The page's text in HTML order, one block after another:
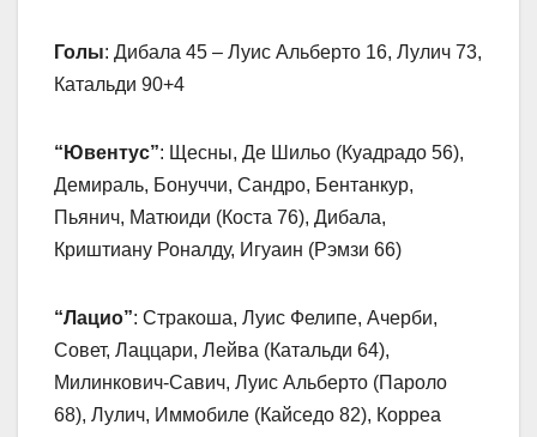
Голы: Дибала 45 – Луис Альберто 16, Лулич 73,
Катальди 90+4
“Ювентус”: Щесны, Де Шильо (Куадрадо 56),
Демираль, Бонуччи, Сандро, Бентанкур,
Пьянич, Матюиди (Коста 76), Дибала,
Криштиану Роналду, Игуаин (Рэмзи 66)
“Лацио”: Стракоша, Луис Фелипе, Ачерби,
Совет, Лаццари, Лейва (Катальди 64),
Милинкович-Савич, Луис Альберто (Пароло
68), Лулич, Иммобиле (Кайседо 82), Корреа